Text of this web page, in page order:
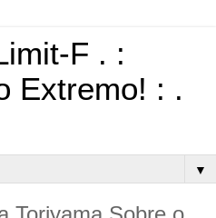
F . :
Extremo! : .
▼